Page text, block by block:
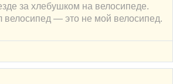
за хлебушком на велосипеде.
велосипед — это не мой велосипед.